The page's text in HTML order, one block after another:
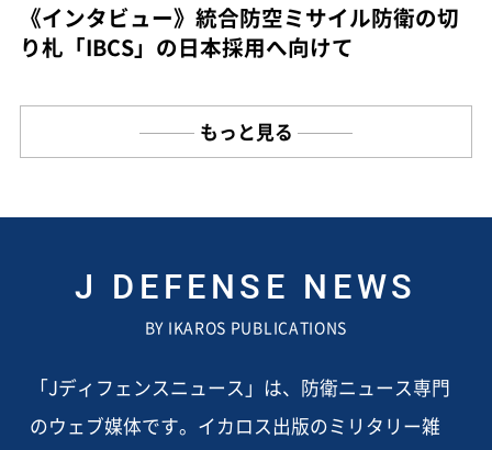
《インタビュー》統合防空ミサイル防衛の切
り札「IBCS」の日本採用へ向けて
もっと見る
J DEFENSE NEWS
BY IKAROS PUBLICATIONS
「Jディフェンスニュース」は、防衛ニュース専門
のウェブ媒体です。イカロス出版のミリタリー雑